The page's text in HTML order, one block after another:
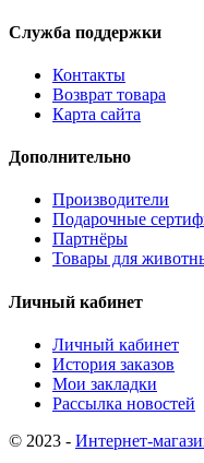
Служба поддержки
Контакты
Возврат товара
Карта сайта
Дополнительно
Производители
Подарочные
Партнёры
Товары для
Личный кабинет
Личный кабинет
История заказов
Мои закладки
Рассылка новостей
© 2023 - Интернет-